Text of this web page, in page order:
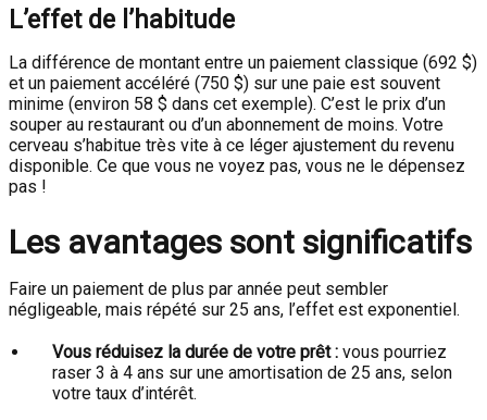
L’effet de l’habitude
La différence de montant entre un paiement classique (692 $)
et un paiement accéléré (750 $) sur une paie est souvent
minime (environ 58 $ dans cet exemple). C’est le prix d’un
souper au restaurant ou d’un abonnement de moins. Votre
cerveau s’habitue très vite à ce léger ajustement du revenu
disponible. Ce que vous ne voyez pas, vous ne le dépensez
pas !
Les avantages sont significatifs
Faire un paiement de plus par année peut sembler
négligeable, mais répété sur 25 ans, l’effet est exponentiel.
Vous réduisez la durée de votre prêt : vous pourriez
raser 3 à 4 ans sur une amortisation de 25 ans, selon
votre taux d’intérêt.